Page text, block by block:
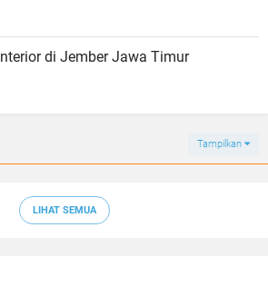
di Jember Jawa Timur
Tampilkan
LIHAT SEMUA